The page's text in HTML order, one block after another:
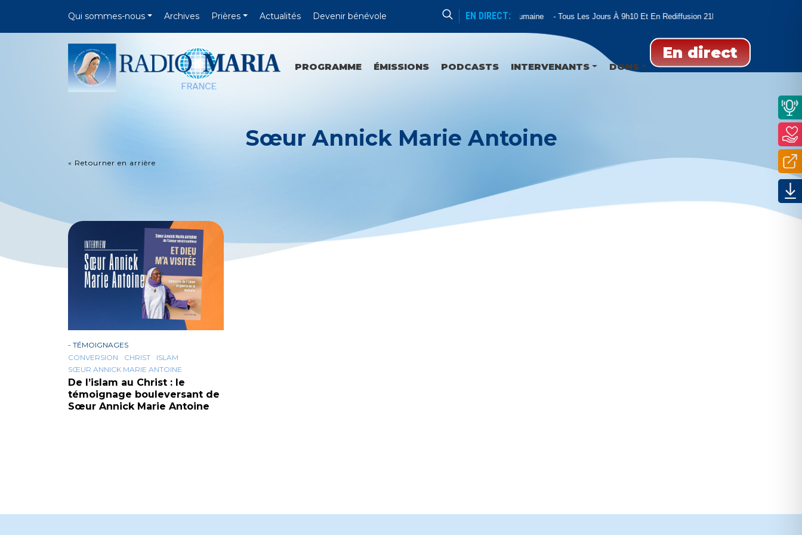
Qui sommes-nous Archives Prières Actualités Devenir bénévole EN DIRECT:
Formation Humaine Tous Les Jours À 9h10 Et En Rediffusion 21h00 Et 02h00
En direct
PROGRAMME ÉMISSIONS PODCASTS INTERVENANTS DONS
Sœur Annick Marie Antoine
« Retourner en arrière
- TÉMOIGNAGES
CONVERSION
CHRIST
ISLAM
SŒUR ANNICK MARIE ANTOINE
De l’islam au Christ : le
témoignage bouleversant de
Sœur Annick Marie Antoine